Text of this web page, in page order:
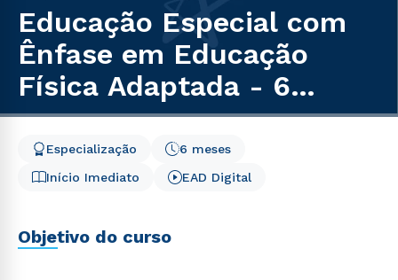
Educação Especial com
Ênfase em Educação
Física Adaptada - 6
meses
Início Imediato
6 meses
Especialização
EAD Digital
Objetivo do curso